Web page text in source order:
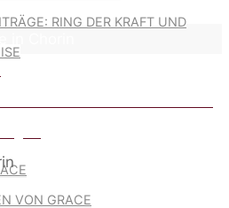
RING DER KRAFT UND
VON GRACE
hören – Seminar mit Sabine